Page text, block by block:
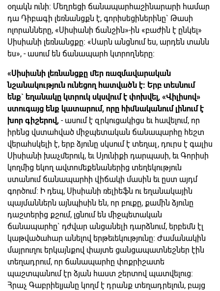
օղակն ունի: Մեղրեցի ճանապարհաշինարարի համար
դա Դիբագի լեռնանցքն է, գորիսեցիներինը` Թասի
ոլորանները, «Սիսիանի ճանշին»-ին «բաժին է ընկել»
Սիսիանի լեռնանցքը: «Սարն անցնում ես, արդեն տանն
ես», - ասում են ճանապարհ կտրողները:
«Սիսիանի լեռնանցքը մեր ռազմավարական
նշանակություն ունեցող հատվածն է: Երբ տեսնում
ենք` եղանակը կտրուկ սկսվում է փոխվել, «Վիլիսով»
ստուգայց ենք կատարում, որը հիմնականում լինում է
խոր գիշերով, - ասում է զրկուցակիցս եւ հավելում, որ
իրենց վստահված միջպետական ճանապարհը հեշտ
վերահսկելի է, երբ ձյունը սկսում է տեղալ, դուրս է գալիս
Սիսիանի խաչմերուկ, եւ Սյունիքի դարպասի, եւ Գորիսի
կողմից եկող ավտոմեքենաներից տեղեկություն
ստանում ճանապարհի վիճակի մասին եւ ըստ այդմ
գործում: Ի դեպ, Սիսիանի ռելիեֆն ու եղանակային
պայմաններն այնպիսին են, որ բուքը, քամին ձյունը
դաշտերից քշում, լցնում են միջպետական
ճանապարհը` դժվար անցանելի դարձնում, երբեմն էլ
կաթվածահար անելով երթեւեկությունը: Ժամանակին
մայրուղու երկայնքով փայտե ցանցապատնեշներ էին
տեղադրում, որ ճանապարհը փոքրիշատե
պաշտպանում էր ձյան հաստ շերտով պատվելուց:
Հրաչ Գաբրիելյանը կողմ է դրանք տեղադրելուն, բայց